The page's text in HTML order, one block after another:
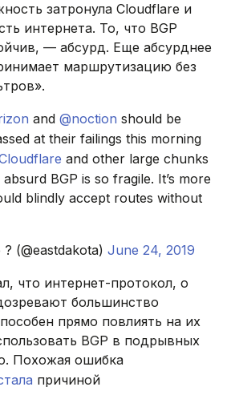
затронула Cloudflare и
интернета. То, что BGP
— абсурд. Еще абсурднее
маршрутизацию без
and @noction should be
at their failings this morning
and other large chunks
BGP is so fragile. It’s more
blindly accept routes without
(@eastdakota) June 24, 2019
что интернет-протокол, о
большинство
прямо повлиять на их
BGP в подрывных
Похожая ошибка
причиной